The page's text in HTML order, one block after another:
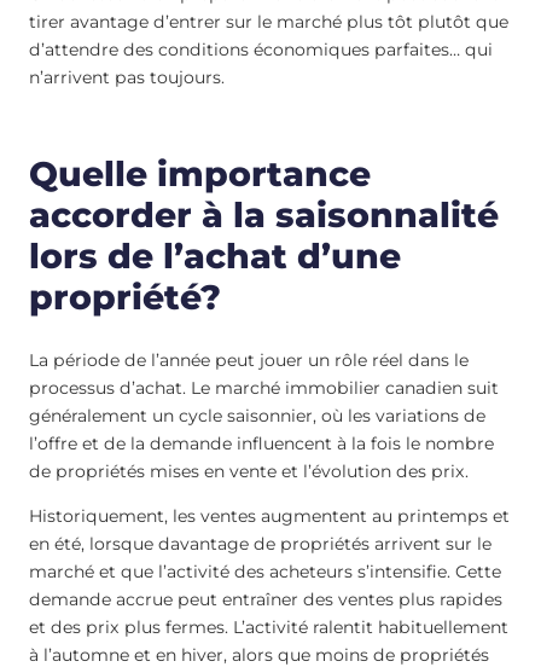
tirer avantage d’entrer sur le marché plus tôt plutôt que
d’attendre des conditions économiques parfaites… qui
n’arrivent pas toujours.
Quelle importance
accorder à la saisonnalité
lors de l’achat d’une
propriété?
La période de l’année peut jouer un rôle réel dans le
processus d’achat. Le marché immobilier canadien suit
généralement un cycle saisonnier, où les variations de
l’offre et de la demande influencent à la fois le nombre
de propriétés mises en vente et l’évolution des prix.
Historiquement, les ventes augmentent au printemps et
en été, lorsque davantage de propriétés arrivent sur le
marché et que l’activité des acheteurs s’intensifie. Cette
demande accrue peut entraîner des ventes plus rapides
et des prix plus fermes. L’activité ralentit habituellement
à l’automne et en hiver, alors que moins de propriétés